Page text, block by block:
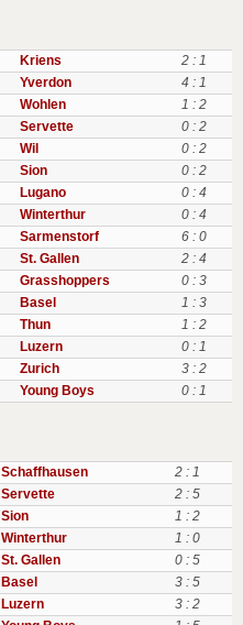
Kriens
2 : 1
Yverdon
4 : 1
Wohlen
1 : 2
Servette
0 : 2
Wil
0 : 2
Sion
0 : 2
Lugano
0 : 4
Winterthur
0 : 4
Sarmenstorf
6 : 0
St. Gallen
2 : 4
Grasshoppers
0 : 3
Basel
1 : 3
Thun
1 : 2
Luzern
0 : 1
Zurich
3 : 2
Young Boys 0 : 1
Schaffhausen
2 : 1
Servette
2 : 5
Sion
1 : 2
Winterthur
1 : 0
St. Gallen
0 : 5
Basel
3 : 5
Luzern
3 : 2